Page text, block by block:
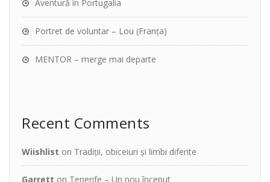
Aventură în Portugalia
Portret de voluntar – Lou (Franța)
MENTOR – merge mai departe
Recent Comments
Wiishlist on Tradiții, obiceiuri și limbi diferite
Garrett on Tenerife – Un nou început